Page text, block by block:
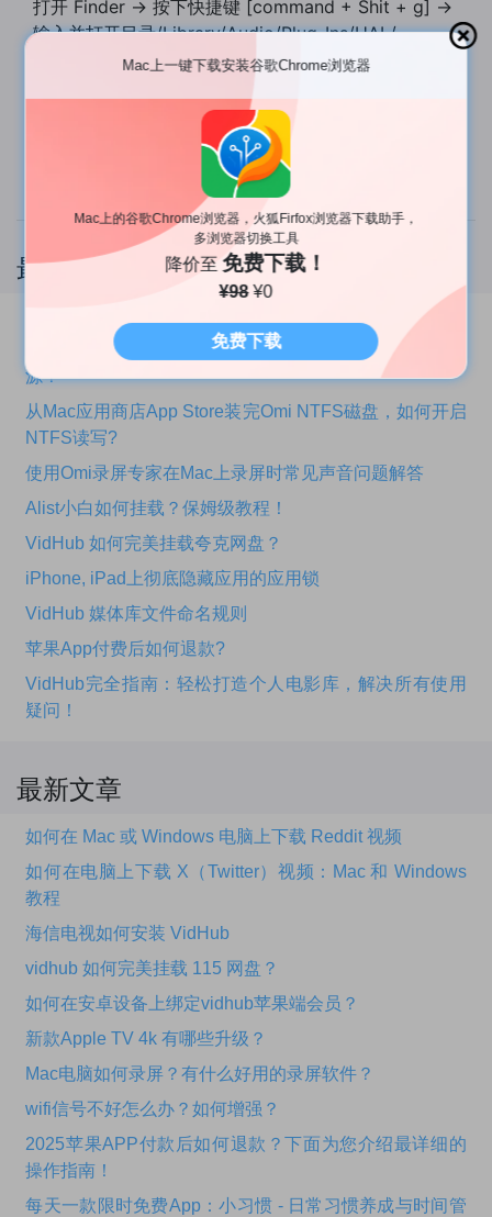
Mac上一键下载安装谷歌Chrome浏览器
Mac上的谷歌Chrome浏览器，火狐Firfox浏览器下载助手，
多浏览器切换工具
降价至免费下载！
¥98 ¥0
免费下载
打开 Finder -> 按下快捷键 [command + Shit + g] ->
输入并打开目录/Library/Audio/Plug-Ins/HAL/。
删除"Mirror Audio Driver.driver"目录。
重启系统或者在终端输入并执行"sudo launchctl
system/com.apple.audio.coreaudiod"。
最热文章
VidHub操作指南，如何挂载各大网盘，轻松管理你的资
源？
从Mac应用商店App Store装完Omi NTFS磁盘，如何开启
NTFS读写?
使用Omi录屏专家在Mac上录屏时常见声音问题解答
Alist小白如何挂载？保姆级教程！
VidHub 如何完美挂载夸克网盘？
iPhone, iPad上彻底隐藏应用的应用锁
VidHub 媒体库文件命名规则
苹果App付费后如何退款?
VidHub完全指南：轻松打造个人电影库，解决所有使用
疑问！
最新文章
如何在 Mac 或 Windows 电脑上下载 Reddit 视频
如何在电脑上下载 X（Twitter）视频：Mac 和 Windows
教程
海信电视如何安装 VidHub
vidhub 如何完美挂载 115 网盘？
如何在安卓设备上绑定vidhub苹果端会员？
新款Apple TV 4k 有哪些升级？
Mac电脑如何录屏？有什么好用的录屏软件？
wifi信号不好怎么办？如何增强？
2025苹果APP付款后如何退款？下面为您介绍最详细的
操作指南！
每天一款限时免费App：小习惯 - 日常习惯养成与时间管